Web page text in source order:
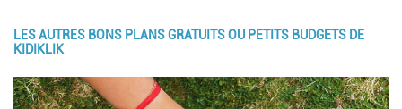
LES AUTRES BONS PLANS GRATUITS OU PETITS BUDGETS DE
KIDIKLIK
Image